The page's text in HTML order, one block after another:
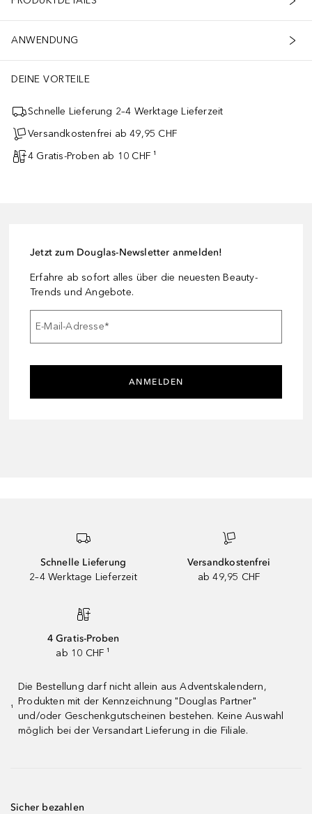
ANWENDUNG
DEINE VORTEILE
Schnelle Lieferung 2–4 Werktage Lieferzeit
Versandkostenfrei ab 49,95 CHF
4 Gratis-Proben ab 10 CHF ¹
Jetzt zum Douglas-Newsletter anmelden!
Erfahre ab sofort alles über die neuesten Beauty-
Trends und Angebote.
E-Mail-Adresse*
ANMELDEN
Schnelle Lieferung
2–4 Werktage Lieferzeit
Versandkostenfrei
ab 49,95 CHF
4 Gratis-Proben
ab 10 CHF ¹
¹
Die Bestellung darf nicht allein aus Adventskalendern,
Produkten mit der Kennzeichnung "Douglas Partner"
und/oder Geschenkgutscheinen bestehen. Keine Auswahl
möglich bei der Versandart Lieferung in die Filiale.
Sicher bezahlen